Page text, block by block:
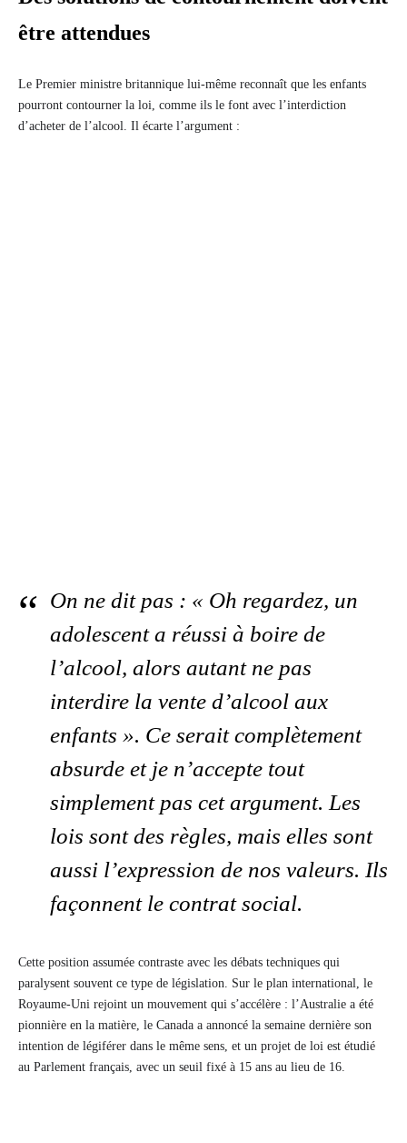
être attendues
Le Premier ministre britannique lui-même reconnaît que les enfants
pourront contourner la loi, comme ils le font avec l’interdiction
d’acheter de l’alcool. Il écarte l’argument :
On ne dit pas : « Oh regardez, un
adolescent a réussi à boire de
l’alcool, alors autant ne pas
interdire la vente d’alcool aux
enfants ». Ce serait complètement
absurde et je n’accepte tout
simplement pas cet argument. Les
lois sont des règles, mais elles sont
aussi l’expression de nos valeurs. Ils
façonnent le contrat social.
Cette position assumée contraste avec les débats techniques qui
paralysent souvent ce type de législation. Sur le plan international, le
Royaume-Uni rejoint un mouvement qui s’accélère : l’Australie a été
pionnière en la matière, le Canada a annoncé la semaine dernière son
intention de légiférer dans le même sens, et un projet de loi est étudié
au Parlement français, avec un seuil fixé à 15 ans au lieu de 16.